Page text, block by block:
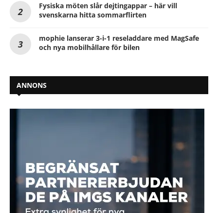
Fysiska möten slår dejtingappar – här vill
svenskarna hitta sommarflirten
mophie lanserar 3-i-1 reseladdare med MagSafe
och nya mobilhållare för bilen
ANNONS